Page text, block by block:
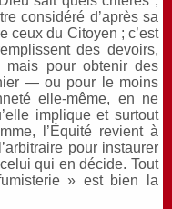
considéré d’après sa
ceux du Citoyen ; c’est
des devoirs,
mais pour obtenir des
— ou pour le moins
elle-même, en ne
implique et surtout
l’Équité revient à
pour instaurer
qui en décide. Tout
» est bien la